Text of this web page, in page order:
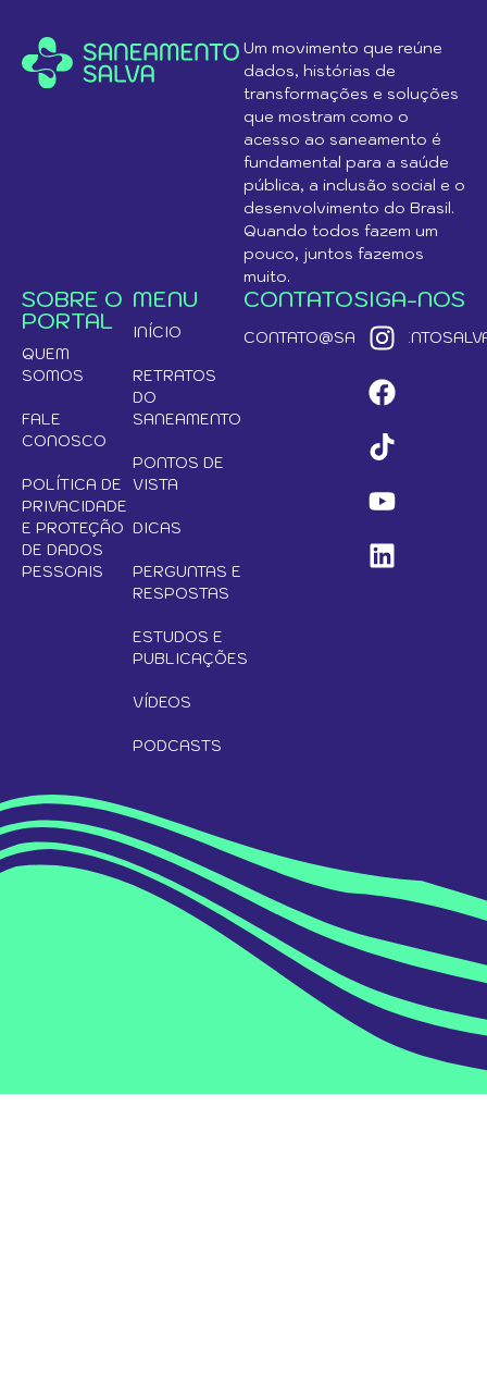
Um movimento que reúne
dados, histórias de
transformações e soluções
que mostram como o
acesso ao saneamento é
fundamental para a saúde
pública, a inclusão social e o
desenvolvimento do Brasil.
Quando todos fazem um
pouco, juntos fazemos
muito.
SOBRE O
PORTAL
QUEM
SOMOS
FALE
CONOSCO
POLÍTICA DE
PRIVACIDADE
E PROTEÇÃO
DE DADOS
PESSOAIS
MENU
INÍCIO
RETRATOS
DO
SANEAMENTO
PONTOS DE
VISTA
DICAS
PERGUNTAS E
RESPOSTAS
ESTUDOS E
PUBLICAÇÕES
VÍDEOS
PODCASTS
CONTATOSIGA-NOS